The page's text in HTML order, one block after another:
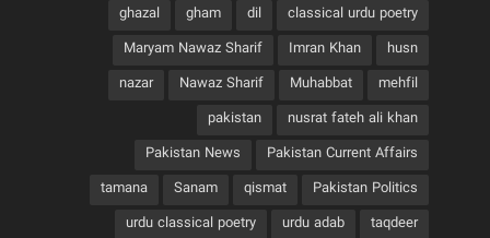
classical urdu poetry
dil
gham
ghazal
husn
Imran Khan
Maryam Nawaz Sharif
mehfil
Muhabbat
Nawaz Sharif
nazar
nusrat fateh ali khan
pakistan
Pakistan Current Affairs
Pakistan News
Pakistan Politics
qismat
Sanam
tamana
taqdeer
urdu adab
urdu classical poetry